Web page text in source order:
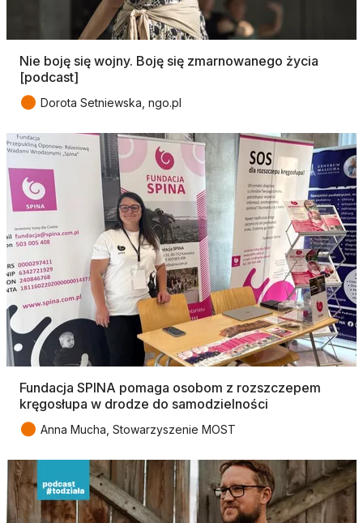
Nie boję się wojny. Boję się zmarnowanego życia
[podcast]
● Dorota Setniewska, ngo.pl
Fundacja SPINA pomaga osobom z rozszczepem
kręgosłupa w drodze do samodzielności
● Anna Mucha, Stowarzyszenie MOST